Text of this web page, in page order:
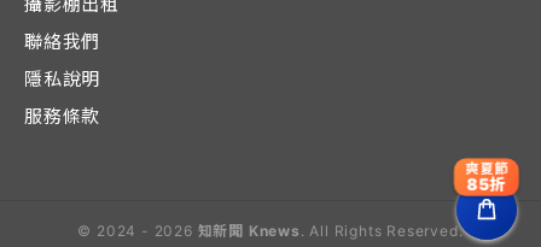
聯絡我們
隱私說明
服務條款
© 2024 - 2026 知新聞 Knews . All Rights Reserved.
爽夏節
85折